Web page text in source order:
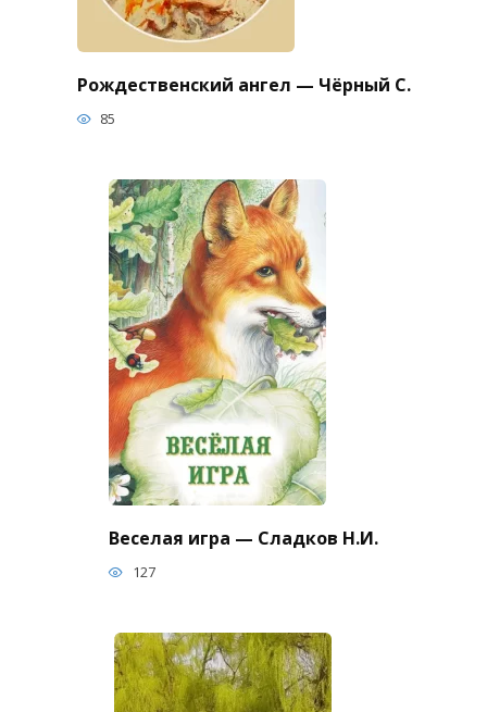
Рождественский ангел — Чёрный С.
85
Веселая игра — Сладков Н.И.
127